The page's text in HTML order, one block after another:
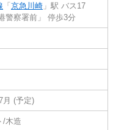
「 京急川崎 」駅 バス17
警察署前」 停歩3分
月 (予定)
/木造